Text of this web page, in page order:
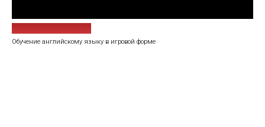
Обучение английскому языку в игровой форме